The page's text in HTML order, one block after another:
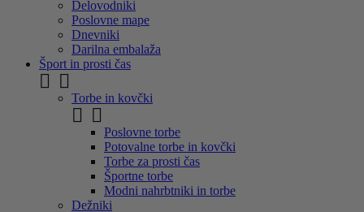
Delovodniki
Poslovne mape
Dnevniki
Darilna embalaža
Šport in prosti čas
 
Torbe in kovčki
 
Poslovne torbe
Potovalne torbe in kovčki
Torbe za prosti čas
Športne torbe
Modni nahrbtniki in torbe
Dežniki